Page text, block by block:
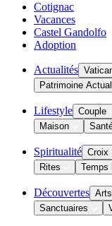
Cotignac
Vacances
Castel Gandolfo
Adoption
Actualités
Patrimoine
Lifestyle Couple
Maison
Spiritualité Croix
Rites
Temps
Découvertes Arts
Sanctuaires